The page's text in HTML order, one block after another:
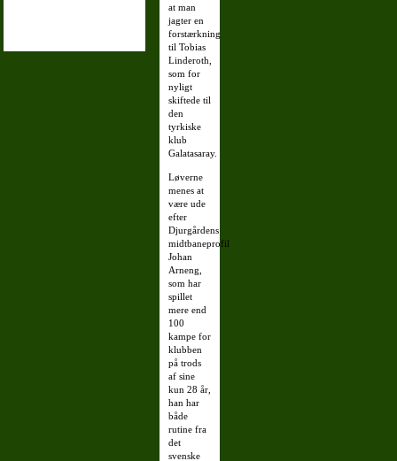
at man
jagter en
forstærkning
til Tobias
Linderoth,
som for
nyligt
skiftede til
den
tyrkiske
klub
Galatasaray.
Løverne
menes at
være ude
efter
Djurgårdens
midtbaneprofil
Johan
Arneng,
som har
spillet
mere end
100
kampe for
klubben
på trods
af sine
kun 28 år,
han har
både
rutine fra
det
svenske